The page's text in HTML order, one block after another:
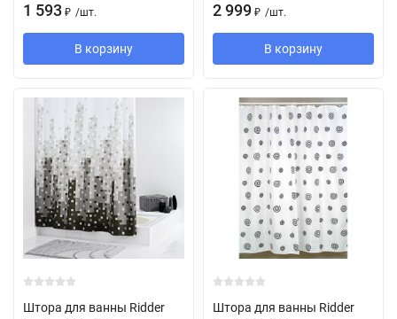
1 593 ₽ /шт.
В корзину
2 999 ₽ /шт.
В корзину
Штора для ванны Ridder
Штора для ванны Ridder